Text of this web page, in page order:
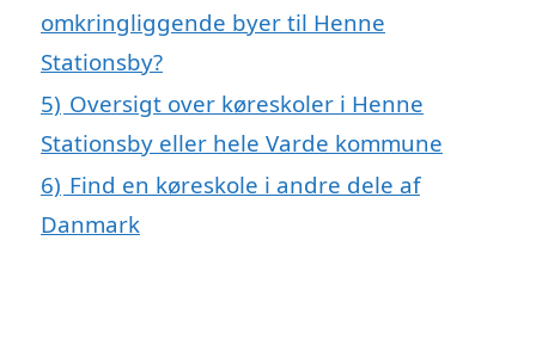
omkringliggende byer til Henne
Stationsby?
5) Oversigt over køreskoler i Henne
Stationsby eller hele Varde kommune
6) Find en køreskole i andre dele af
Danmark